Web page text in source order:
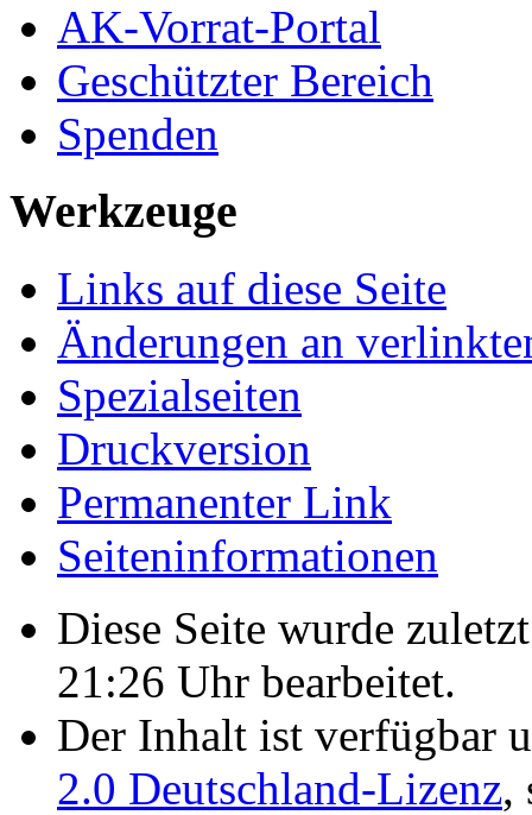
AK-Vorrat-Portal
Geschützter Bereich
Spenden
Werkzeuge
Links auf diese Seite
Änderungen an
Spezialseiten
Druckversion
Permanenter Link
Seiten­­informationen
Diese Seite wurde
21:26 Uhr bearbeitet.
Der Inhalt ist verfügbar
2.0 Deutschland-Lizenz,